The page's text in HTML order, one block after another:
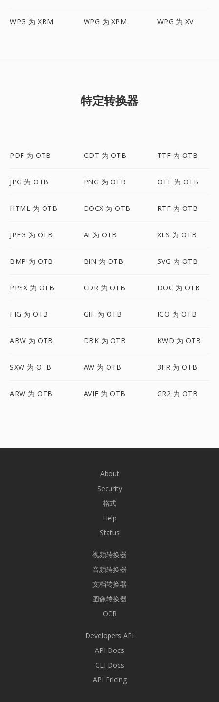
WPG 为 XBM WPG 为 XPM WPG 为 XV
特定转换器
PDF 为 OTB ODT 为 OTB TTF 为 OTB
JPG 为 OTB PNG 为 OTB OTF 为 OTB
HTML 为 OTB DOCX 为 OTB RTF 为 OTB
JPEG 为 OTB AI 为 OTB XLS 为 OTB
BMP 为 OTB BIN 为 OTB SVG 为 OTB
PPSX 为 OTB CDR 为 OTB DOC 为 OTB
FIG 为 OTB GIF 为 OTB ICO 为 OTB
ABW 为 OTB DBK 为 OTB KWD 为 OTB
SXW 为 OTB AW 为 OTB 3FR 为 OTB
ARW 为 OTB AVIF 为 OTB CR2 为 OTB
About
Security
格式
Help
Status
视频转换器
音频转换器
文档转换器
图像转换器
OCR
Developers API
API Docs
CLI Docs
API Pricing